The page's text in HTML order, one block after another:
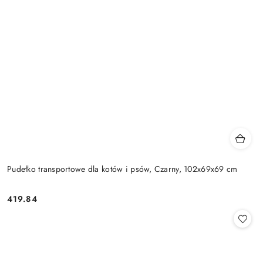
Pudełko transportowe dla kotów i psów, Czarny, 102x69x69 cm
Cena:
419.84